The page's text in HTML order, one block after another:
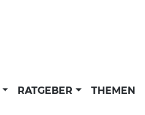
RATGEBER THEMEN